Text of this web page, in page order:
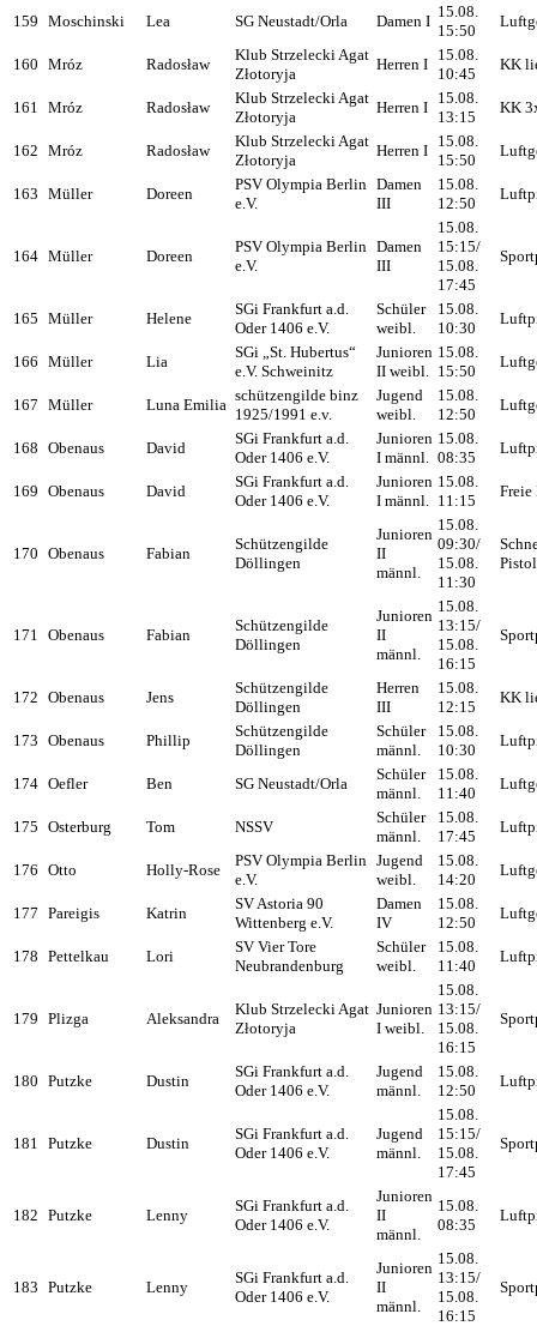
159 Moschinski Lea SG Neustadt/Orla Damen I
15.08.
15:50
160 Mróz Radosław
Klub Strzelecki Agat
Złotoryja
Herren I
15.08.
10:45
KK
161 Mróz Radosław
Klub Strzelecki Agat
Złotoryja
Herren I
15.08.
13:15
KK
162 Mróz Radosław
Klub Strzelecki Agat
Złotoryja
Herren I
15.08.
15:50
163 Müller Doreen
PSV Olympia Berlin
e.V.
Damen
III
15.08.
12:50
164 Müller Doreen
PSV Olympia Berlin
e.V.
Damen
III
15.08.
15:15/
15.08.
17:45
165 Müller Helene
SGi Frankfurt a.d.
Oder 1406 e.V.
Schüler
weibl.
15.08.
10:30
166 Müller Lia
SGi „St. Hubertus“
e.V. Schweinitz
Junioren
II weibl.
15.08.
15:50
167 Müller Luna Emilia
schützengilde binz
1925/1991 e.v.
Jugend
weibl.
15.08.
12:50
168 Obenaus David
SGi Frankfurt a.d.
Oder 1406 e.V.
Junioren
I männl.
15.08.
08:35
169 Obenaus David
SGi Frankfurt a.d.
Oder 1406 e.V.
Junioren
I männl.
15.08.
11:15
Freie
170 Obenaus Fabian
Schützengilde
Döllingen
Junioren
II
männl.
15.08.
09:30/
15.08.
11:30
171 Obenaus Fabian
Schützengilde
Döllingen
Junioren
II
männl.
15.08.
13:15/
15.08.
16:15
172 Obenaus Jens
Schützengilde
Döllingen
Herren
III
15.08.
12:15
KK
173 Obenaus Phillip
Schützengilde
Döllingen
Schüler
männl.
15.08.
10:30
174 Oefler Ben SG Neustadt/Orla
Schüler
männl.
15.08.
11:40
175 Osterburg Tom NSSV
Schüler
männl.
15.08.
17:45
176 Otto Holly-Rose
PSV Olympia Berlin
e.V.
Jugend
weibl.
15.08.
14:20
177 Pareigis Katrin
SV Astoria 90
Wittenberg e.V.
Damen
IV
15.08.
12:50
178 Pettelkau Lori
SV Vier Tore
Neubrandenburg
Schüler
weibl.
15.08.
11:40
179 Plizga Aleksandra
Klub Strzelecki Agat
Złotoryja
Junioren
I weibl.
15.08.
13:15/
15.08.
16:15
180 Putzke Dustin
SGi Frankfurt a.d.
Oder 1406 e.V.
Jugend
männl.
15.08.
12:50
181 Putzke Dustin
SGi Frankfurt a.d.
Oder 1406 e.V.
Jugend
männl.
15.08.
15:15/
15.08.
17:45
182 Putzke Lenny
SGi Frankfurt a.d.
Oder 1406 e.V.
Junioren
II
männl.
15.08.
08:35
183 Putzke Lenny
SGi Frankfurt a.d.
Oder 1406 e.V.
Junioren
II
männl.
15.08.
13:15/
15.08.
16:15